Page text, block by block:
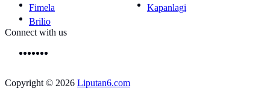
Fimela
Kapanlagi
Brilio
Connect with us
Copyright © 2026 Liputan6.com